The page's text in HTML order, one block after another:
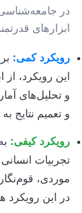
در
ابزارهای
رویکرد کمی:
این رویکرد، از
و تحلیل‌های
و تعمیم نتایج
رویکرد کیفی:
تجربیات
موردی،
در این رویکرد